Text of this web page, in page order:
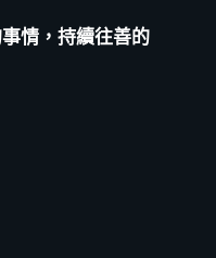
情，持續往善的